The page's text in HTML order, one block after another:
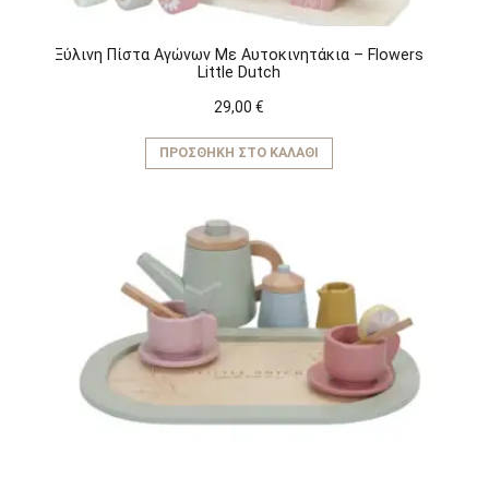
Ξύλινη Πίστα Αγώνων Με Αυτοκινητάκια – Flowers
Little Dutch
29,00 €
ΠΡΟΣΘΉΚΗ ΣΤΟ ΚΑΛΆΘΙ